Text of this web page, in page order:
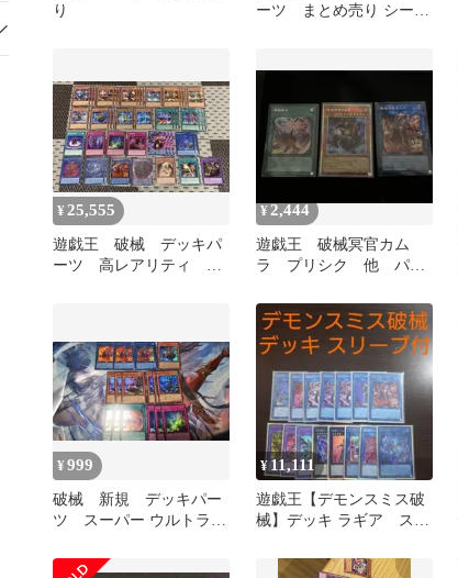
り
ーツ まとめ売り シーク
¥ 25,555
遊戯王 破械 デッキパ
ーツ 高レアリティ シ
¥ 2,444
遊戯王 破械冥官カム
ラ プリシク 他 パー
¥999
破械 新規 デッキパー
ツ スーパー ウルトラ
¥11,111
遊戯王【デモンスミス破
械】デッキ ラギア スリ